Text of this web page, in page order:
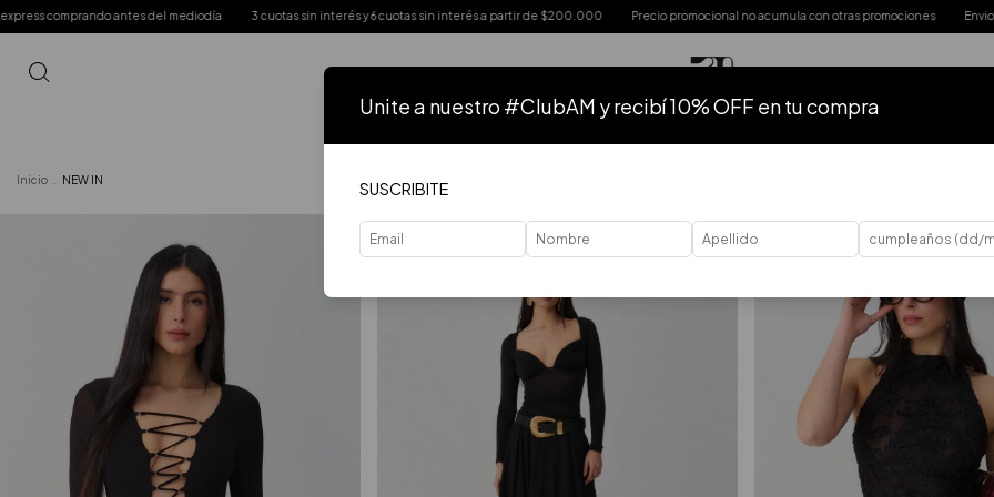
3 cuotas sin interés y 6 cuotas sin interés a partir de $200.000 Precio promocional no acumula con otras promociones Envios express comprando antes
Inicio NEW IN
Unite a nuestro #ClubAM y recibí 10% OFF en tu compra
SUSCRIBITE